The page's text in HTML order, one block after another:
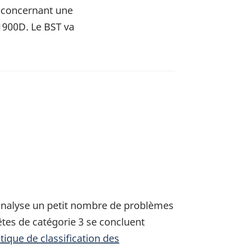
une
Le BST va
un petit nombre de problèmes
de catégorie 3 se concluent
de classification des